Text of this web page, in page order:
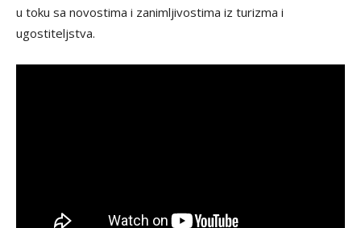
u toku sa novostima i zanimljivostima iz turizma i
ugostiteljstva.